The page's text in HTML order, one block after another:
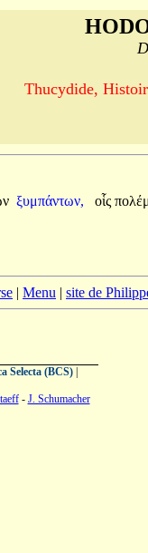
Thucydide,
ξυμπάντων, οἷς
| Menu | site de
Selecta (BCS)|
- J. Schumacher